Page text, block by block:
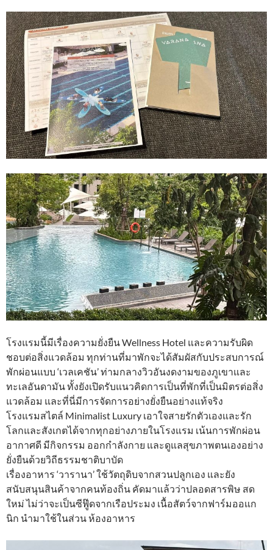
โรงแรมนี้มีเรื่องความยั่งยืน Wellness Hotel และความรับผิด
ชอบต่อสิ่งแวดล้อม ทุกท่านที่มาพักจะได้สัมผัสกับประสบการณ์
พักผ่อนแบบ ‘เวลเคชัน’ ท่ามกลางวิวอันงดงามของภูเขาและ
ทะเลอันดามัน ทั้งยังเปิดรับแนวคิดการเป็นที่พักที่เป็นมิตรต่อสิ่ง
แวดล้อม และที่นี่มีการจัดการอย่างยั่งยืนอย่างแท้จริง
โรงแรมสไตล์ Minimalist Luxury เอาใจสายรักตัวเองและรัก
โลกและสังเกตได้จากทุกอย่างภายในโรงแรม เน้นการพักผ่อน
อากาศดี มีกิจกรรม ออกกำลังกาย และดูแลสุขภาพตนเองอย่าง
ยั่งยืนด้วยวิถีธรรมชาติบาบัด
เรื่องอาหาร ‘วารานา’ ใช้วัตถุดิบจากสวนปลูกเอง และยัง
สนับสนุนสินค้าจากคนท้องถิ่น คัดมาแล้วว่าปลอดสารพิษ สด
ใหม่ ไม่ว่าจะเป็นซีฟู๊ดจากเรือประมง เนื้อสัตว์จากฟาร์มออแก
นิก นำมาใช้ในส่วน ห้องอาหาร